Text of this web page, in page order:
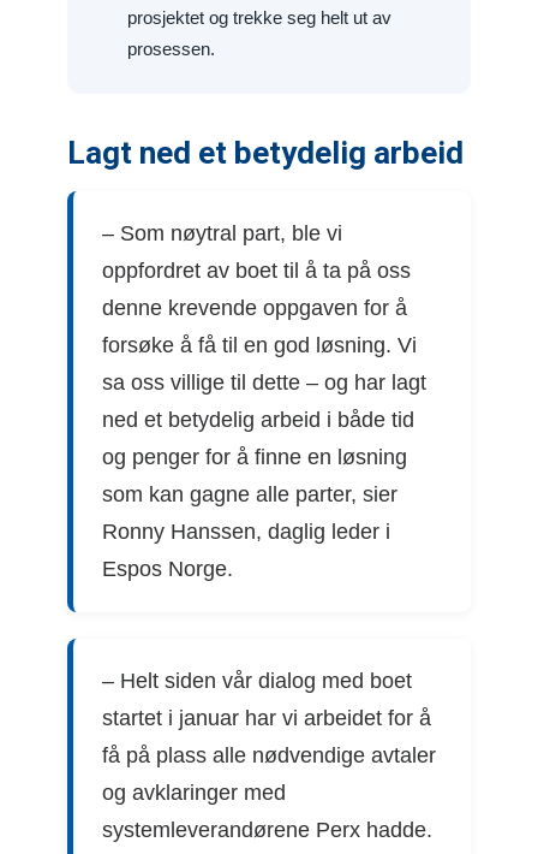
prosjektet og trekke seg helt ut av
prosessen.
Lagt ned et betydelig arbeid
– Som nøytral part, ble vi
oppfordret av boet til å ta på oss
denne krevende oppgaven for å
forsøke å få til en god løsning. Vi
sa oss villige til dette – og har lagt
ned et betydelig arbeid i både tid
og penger for å finne en løsning
som kan gagne alle parter, sier
Ronny Hanssen, daglig leder i
Espos Norge.
– Helt siden vår dialog med boet
startet i januar har vi arbeidet for å
få på plass alle nødvendige avtaler
og avklaringer med
systemleverandørene Perx hadde.